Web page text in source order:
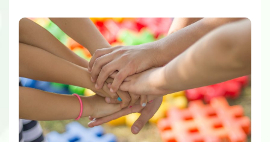
IDÉES
POUR
OCCUPER
LES
ENFANTS
EN
FAMILLE